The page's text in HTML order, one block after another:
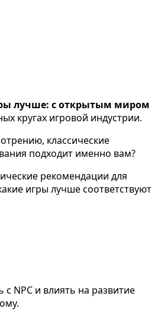
лучше: с открытым миром
кругах игровой индустрии.
классические
подходит именно вам?
рекомендации для
игры лучше соответствуют
NPC и влиять на развитие